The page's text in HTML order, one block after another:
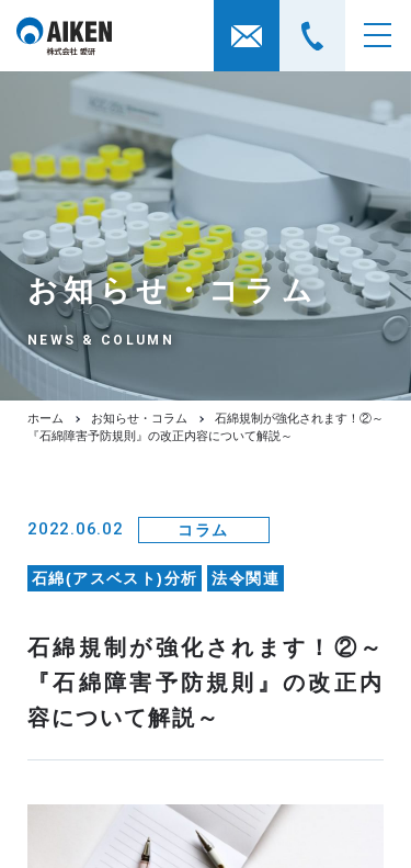
お知らせ・コラム
NEWS & COLUMN
ホーム お知らせ・コラム
石綿規制が強化されます！②～
『石綿障害予防規則』の改正内容について解説～
2022.06.02 コラム
石綿(アスベスト)分析 法令関連
石綿規制が強化されます！②～
『石綿障害予防規則』の改正内
容について解説～